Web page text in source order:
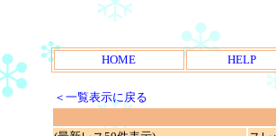
HOME HELP
＜一覧表示に戻る